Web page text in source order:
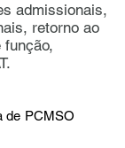
admissionais,
retorno ao
função,
de PCMSO